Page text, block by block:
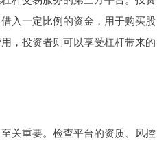
入一定比例的资金，用于购买股
，投资者则可以享受杠杆带来的
关重要。检查平台的资质、风控